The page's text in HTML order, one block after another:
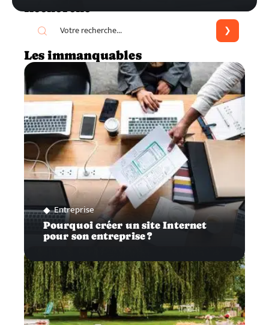
Recherche
Les immanquables
Entreprise
Pourquoi créer un site Internet
pour son entreprise ?